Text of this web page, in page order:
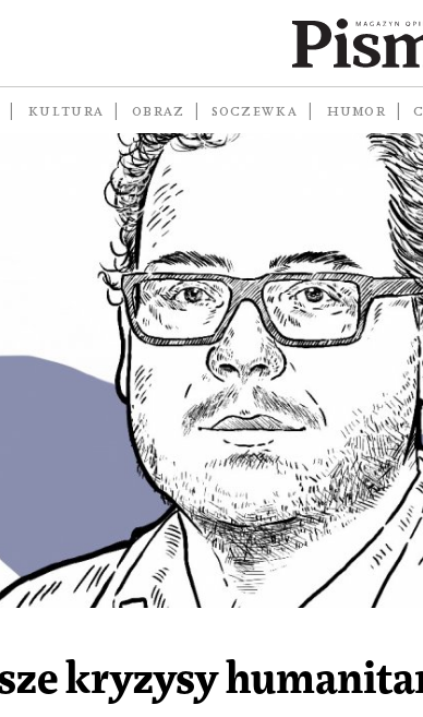
KULTURA OBRAZ SOCZEWKA HUMOR
kryzysy